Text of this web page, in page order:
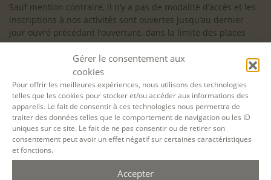
Gérer le consentement aux
cookies
Pour offrir les meilleures expériences, nous utilisons des technologies
telles que les cookies pour stocker et/ou accéder aux informations des
appareils. Le fait de consentir à ces technologies nous permettra de
traiter des données telles que le comportement de navigation ou les ID
uniques sur ce site. Le fait de ne pas consentir ou de retirer son
consentement peut avoir un effet négatif sur certaines caractéristiques
et fonctions.
Accepter
Sauf mention contraire, il n’y a pas de modalité d’accès et les
inscriptions à nos activités sont ouvertes jusqu’au dernier
jour ouvré précédant l’ouverture, dans la limite des places
disponibles. Si vous souhaitez faire prendre en charge votre
formation (Afdas, France Travail…), la demande d’inscription
est à effectuer au plus tard un mois avant le début de la
formation.
NOS ATELIERS
Découverte
L’école d’écriture
La fabrique du manuscrit
Les stages pour artistes-auteurs
Se former à la biographie